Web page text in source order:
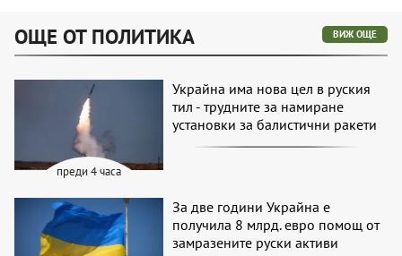
ОЩЕ ОТ ПОЛИТИКА ВИЖ ОЩЕ
преди 4 часа
Украйна има нова цел в руския
тил - трудните за намиране
установки за балистични ракети
За две години Украйна е
получила 8 млрд. евро помощ от
замразените руски активи